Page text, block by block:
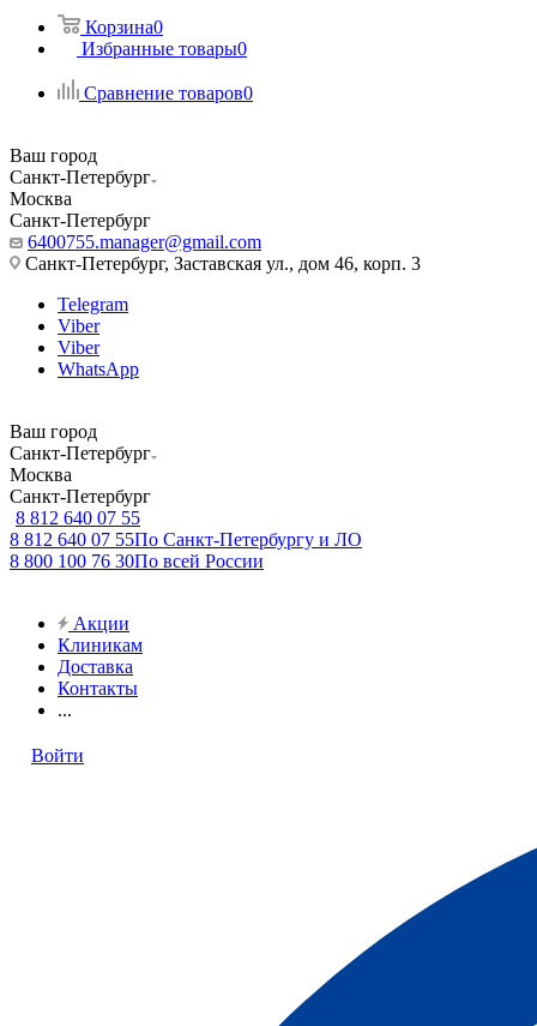
Корзина0
Избранные товары0
Сравнение товаров0
Ваш город
Санкт-Петербург
Москва
Санкт-Петербург
6400755.manager@gmail.com
Санкт-Петербург, Заставская ул., дом 46, корп. 3
Telegram
Viber
Viber
WhatsApp
Ваш город
Санкт-Петербург
Москва
Санкт-Петербург
8 812 640 07 55
8 812 640 07 55По Санкт-Петербургу и ЛО
8 800 100 76 30По всей России
Акции
Клиникам
Доставка
Контакты
...
Войти